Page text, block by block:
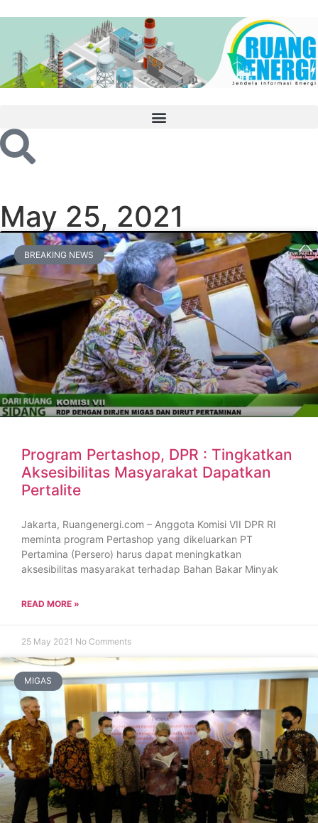
May 25, 2021
BREAKING NEWS
Program Pertashop, DPR : Tingkatkan
Aksesibilitas Masyarakat Dapatkan
Pertalite
Jakarta, Ruangenergi.com – Anggota Komisi VII DPR RI
meminta program Pertashop yang dikeluarkan PT
Pertamina (Persero) harus dapat meningkatkan
aksesibilitas masyarakat terhadap Bahan Bakar Minyak
READ MORE »
25 May 2021 No Comments
MIGAS